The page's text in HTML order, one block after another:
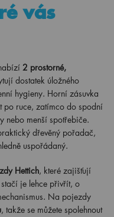
vás
2 prostorné,
dostatek úložného
hygieny. Horní zásuvka
po ruce, zatímco do spodní
nebo menší spotřebiče.
dřevěný pořadač,
uspořádaný.
Hettich, které zajišťují
je lehce přivřít, o
Na pojezdy
, takže se můžete spolehnout